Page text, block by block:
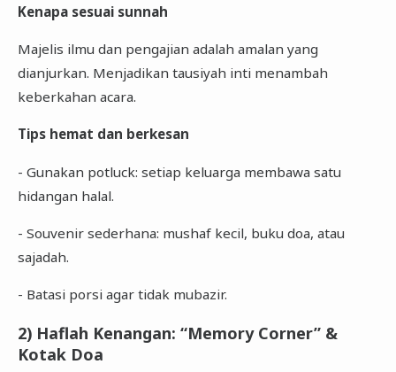
Kenapa sesuai sunnah
Majelis ilmu dan pengajian adalah amalan yang
dianjurkan. Menjadikan tausiyah inti menambah
keberkahan acara.
Tips hemat dan berkesan
- Gunakan potluck: setiap keluarga membawa satu
hidangan halal.
- Souvenir sederhana: mushaf kecil, buku doa, atau
sajadah.
- Batasi porsi agar tidak mubazir.
2) Haflah Kenangan: “Memory Corner” &
Kotak Doa